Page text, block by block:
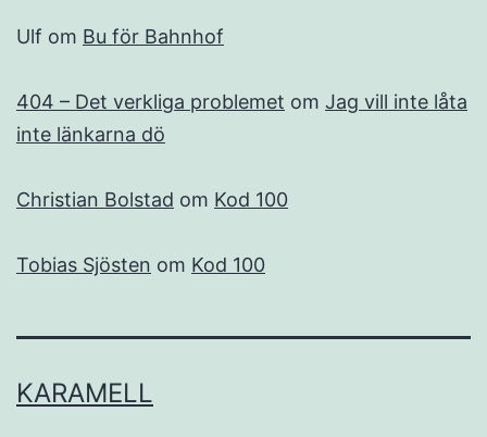
Ulf om Bu för Bahnhof
404 – Det verkliga problemet om Jag vill inte låta
inte länkarna dö
Christian Bolstad om Kod 100
Tobias Sjösten om Kod 100
KARAMELL